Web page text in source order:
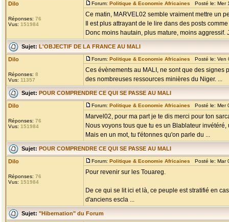
Dilo
Réponses: 76
Vus: 151984
Forum: Politique & Economie Africaines Posté le: Mer
Ce matin, MARVEL02 semble vraiment mettre un
Il est plus attrayant de le lire dans des posts
Donc moins hautain, plus mature, moins aggressif.
Sujet: L'OBJECTIF DE LA FRANCE AU MALI
Dilo
Réponses: 8
Vus: 11357
Forum: Politique & Economie Africaines Posté le: Ven
Ces évènements au MALI, ne sont que des
des nombreuses ressources minières du Niger. ...
Sujet: POUR COMPRENDRE CE QUI SE PASSE AU MALI
Dilo
Réponses: 76
Vus: 151984
Forum: Politique & Economie Africaines Posté le: Mer
Marvel02, pour ma part je te dis merci pour ton
Nous voyons tous que tu es un Blablateur
Mais en un mot, tu t'étonnes qu'on parle du ...
Sujet: POUR COMPRENDRE CE QUI SE PASSE AU MALI
Dilo
Réponses: 76
Vus: 151984
Forum: Politique & Economie Africaines Posté le: Mar
Pour revenir sur les Touareg.
De ce qui se lit ici et là, ce peuple est stratifié en
d'anciens escla ...
Sujet: "Hibernation" du Forum